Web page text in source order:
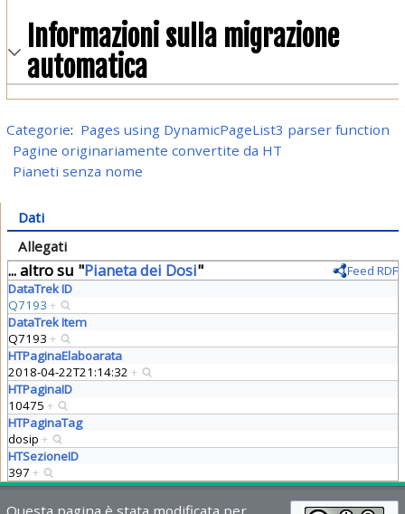
Informazioni sulla migrazione
automatica
Categorie: Pages using DynamicPageList3 parser function
Pagine originariamente convertite da HT
Pianeti senza nome
Dati
Allegati
... altro su "Pianeta dei Dosi"
Feed RDF
DataTrek ID
Q7193 +
DataTrek Item
Q7193 +
HTPaginaElaboarata
2018-04-22T21:14:32 +
HTPaginaID
10475 +
HTPaginaTag
dosip +
HTSezioneID
397 +